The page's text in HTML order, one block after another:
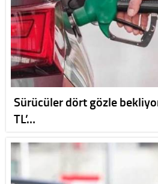
Sürücüler dört gözle
TL’…